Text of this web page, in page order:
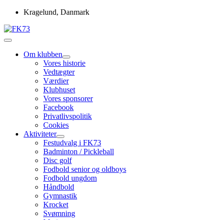
Skip
content
Kragelund, Danmark
FK73
Om klubben
Vores historie
Vedtægter
Værdier
Klubhuset
Vores sponsorer
Facebook
Privatlivspolitik
Cookies
Aktiviteter
Festudvalg i FK73
Badminton / Pickleball
Disc golf
Fodbold senior og oldboys
Fodbold ungdom
Håndbold
Gymnastik
Krocket
Svømning